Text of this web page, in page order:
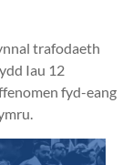
trafodaeth
Iau 12
fyd-eang